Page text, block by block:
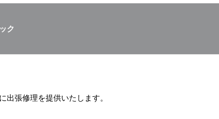
ク
出張修理を提供いたします。